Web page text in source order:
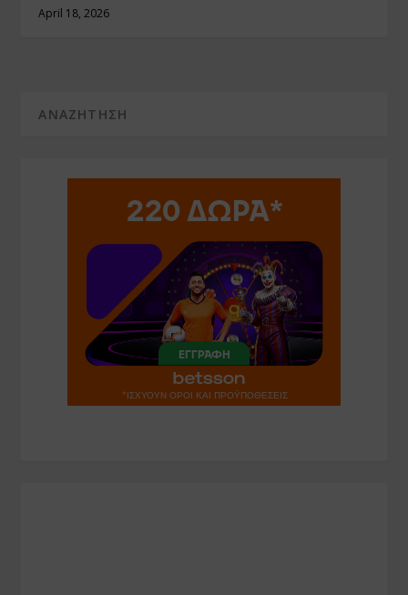
April 18, 2026